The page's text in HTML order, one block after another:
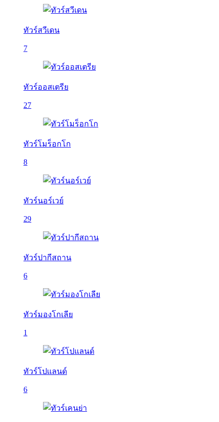
ทัวร์สวีเดน
7
ทัวร์ออสเตรีย
27
ทัวร์โมร็อกโก
8
ทัวร์นอร์เวย์
29
ทัวร์ปากีสถาน
6
ทัวร์มองโกเลีย
1
ทัวร์โปแลนด์
6